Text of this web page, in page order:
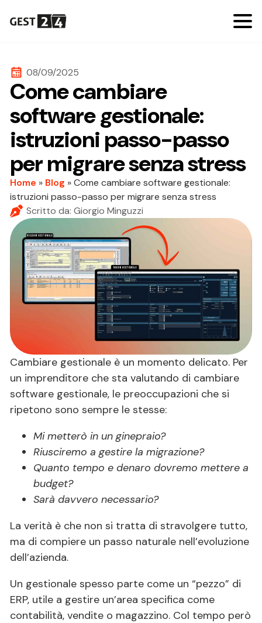
08/09/2025
Come cambiare
software gestionale:
istruzioni passo-passo
per migrare senza stress
Home » Blog »Come cambiare software gestionale:
istruzioni passo-passo per migrare senza stress
Scritto da: Giorgio Minguzzi
Cambiare gestionale è un momento delicato. Per
un imprenditore che sta valutando di cambiare
software gestionale, le preoccupazioni che si
ripetono sono sempre le stesse:
Mi metterò in un ginepraio?
Riusciremo a gestire la migrazione?
Quanto tempo e denaro dovremo mettere a
budget?
Sarà davvero necessario?
La verità è che non si tratta di stravolgere tutto,
ma di compiere un passo naturale nell’evoluzione
dell’azienda.
Un gestionale spesso parte come un “pezzo” di
ERP, utile a gestire un’area specifica come
contabilità, vendite o magazzino. Col tempo però